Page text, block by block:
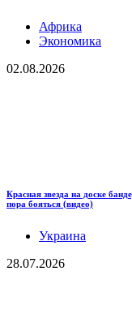
Африка
Экономика
02.08.2026
Красная звезда на доске
пора бояться (видео)
Украина
28.07.2026